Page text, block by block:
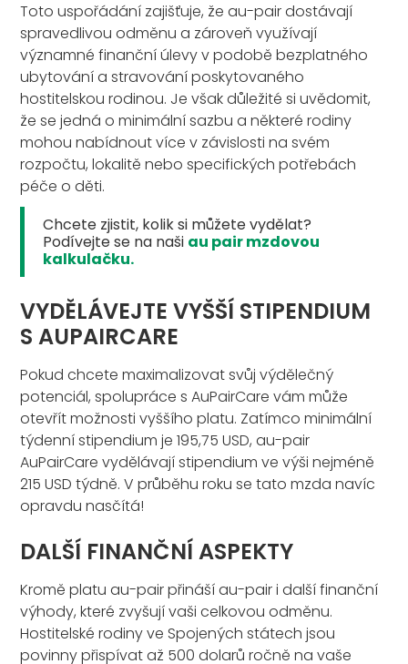
Toto uspořádání zajišťuje, že au-pair dostávají
spravedlivou odměnu a zároveň využívají
významné finanční úlevy v podobě bezplatného
ubytování a stravování poskytovaného
hostitelskou rodinou. Je však důležité si uvědomit,
že se jedná o minimální sazbu a některé rodiny
mohou nabídnout více v závislosti na svém
rozpočtu, lokalitě nebo specifických potřebách
péče o děti.
Chcete zjistit, kolik si můžete vydělat?
Podívejte se na naši au pair mzdovou
kalkulačku.
VYDĚLÁVEJTE VYŠŠÍ STIPENDIUM
S AUPAIRCARE
Pokud chcete maximalizovat svůj výdělečný
potenciál, spolupráce s AuPairCare vám může
otevřít možnosti vyššího platu. Zatímco minimální
týdenní stipendium je 195,75 USD, au-pair
AuPairCare vydělávají stipendium ve výši nejméně
215 USD týdně. V průběhu roku se tato mzda navíc
opravdu nasčítá!
DALŠÍ FINANČNÍ ASPEKTY
Kromě platu au-pair přináší au-pair i další finanční
výhody, které zvyšují vaši celkovou odměnu.
Hostitelské rodiny ve Spojených státech jsou
povinny přispívat až 500 dolarů ročně na vaše